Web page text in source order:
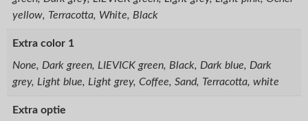
yellow, Terracotta, White, Black
Extra color 1
None, Dark green, LIEVICK green, Black, Dark blue, Dark
grey, Light blue, Light grey, Coffee, Sand, Terracotta, white
Extra optie